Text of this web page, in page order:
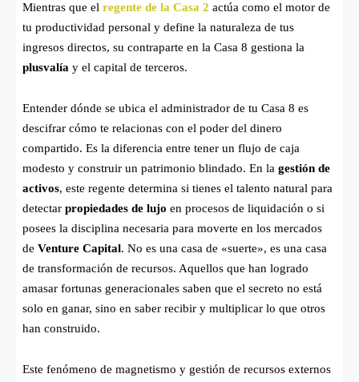
Mientras que el regente de la Casa 2 actúa como el motor de
tu productividad personal y define la naturaleza de tus
ingresos directos, su contraparte en la Casa 8 gestiona la
plusvalía y el capital de terceros.
Entender dónde se ubica el administrador de tu Casa 8 es
descifrar cómo te relacionas con el poder del dinero
compartido. Es la diferencia entre tener un flujo de caja
modesto y construir un patrimonio blindado. En la gestión de
activos, este regente determina si tienes el talento natural para
detectar propiedades de lujo en procesos de liquidación o si
posees la disciplina necesaria para moverte en los mercados
de Venture Capital. No es una casa de «suerte», es una casa
de transformación de recursos. Aquellos que han logrado
amasar fortunas generacionales saben que el secreto no está
solo en ganar, sino en saber recibir y multiplicar lo que otros
han construido.
Este fenómeno de magnetismo y gestión de recursos externos